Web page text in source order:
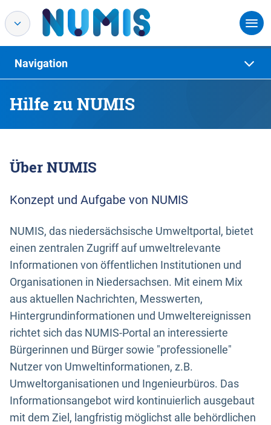
Hilfe zu NUMIS
Navigation
Über NUMIS
Konzept und Aufgabe von NUMIS
NUMIS, das niedersächsische Umweltportal, bietet
einen zentralen Zugriff auf umweltrelevante
Informationen von öffentlichen Institutionen und
Organisationen in Niedersachsen. Mit einem Mix
aus aktuellen Nachrichten, Messwerten,
Hintergrundinformationen und Umweltereignissen
richtet sich das NUMIS-Portal an interessierte
Bürgerinnen und Bürger sowie "professionelle"
Nutzer von Umweltinformationen, z.B.
Umweltorganisationen und Ingenieurbüros. Das
Informationsangebot wird kontinuierlich ausgebaut
mit dem Ziel, langfristig möglichst alle behördlichen